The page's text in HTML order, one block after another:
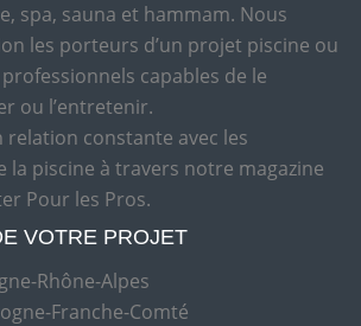
spa, sauna et hammam. Nous
les porteurs d’un projet piscine ou
capables de le
ou l’entretenir.
relation constante avec les
la piscine à travers notre magazine
Pour les Pros.
VOTRE PROJET
Rhône-Alpes
Franche-Comté